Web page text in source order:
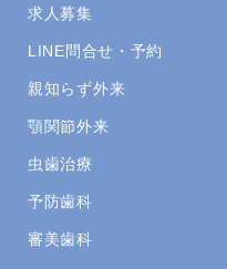
求人募集
LINE問合せ・予約
親知らず外来
顎関節外来
虫歯治療
予防歯科
審美歯科